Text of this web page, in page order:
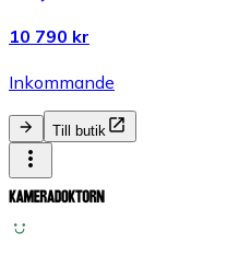
10 790 kr
Inkommande
Till butik